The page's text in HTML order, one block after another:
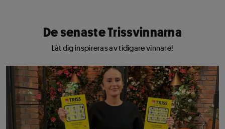
De senaste Trissvinnarna
Låt dig inspireras av tidigare vinnare!